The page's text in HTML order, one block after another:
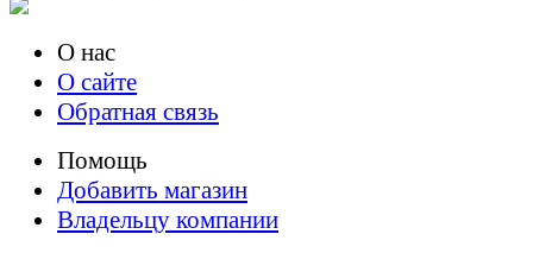
О нас
О сайте
Обратная связь
Помощь
Добавить магазин
Владельцу компании